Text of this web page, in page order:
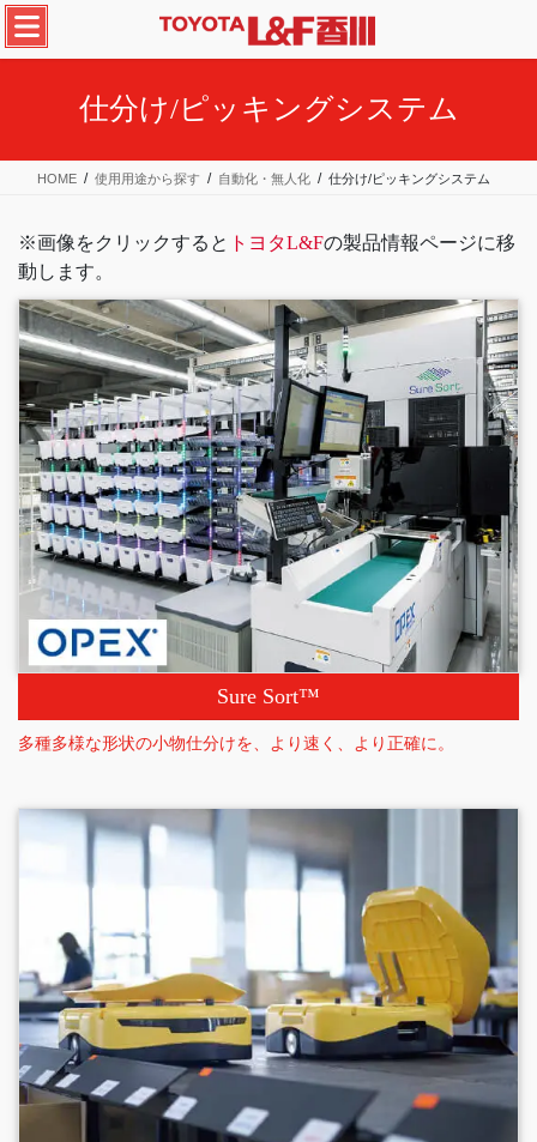
コ
ン
テ
ス
ナ
ビ
ゲ
ン
仕分け/ピッキングシステム
HOME 使用用途から探す 自動化・無人化 仕分け/ピッキングシステム
※画像をクリックすると トヨタL&Fの製品情報ページに移
動します。
Sure Sort™
多種多様な形状の小物仕分けを、より速く、より正確に。